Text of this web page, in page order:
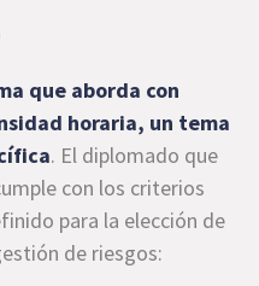
que aborda con
horaria, un tema
. El diplomado que
con los criterios
para la elección de
de riesgos: